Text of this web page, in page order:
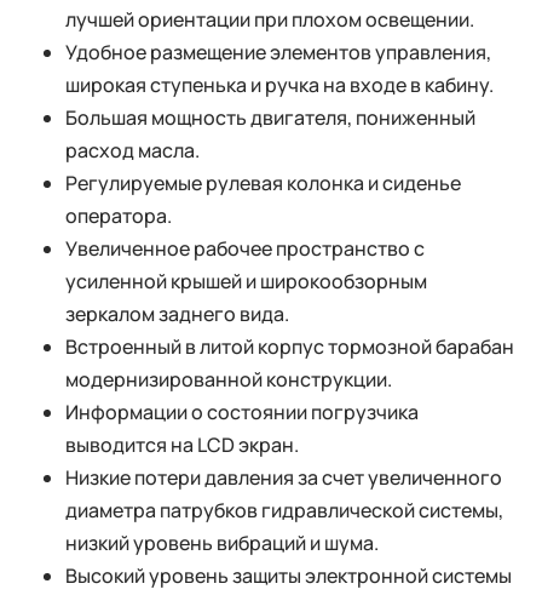
лучшей ориентации при плохом освещении.
Удобное размещение элементов управления,
широкая ступенька и ручка на входе в кабину.
Большая мощность двигателя, пониженный
расход масла.
Регулируемые рулевая колонка и сиденье
оператора.
Увеличенное рабочее пространство с
усиленной крышей и широкообзорным
зеркалом заднего вида.
Встроенный в литой корпус тормозной барабан
модернизированной конструкции.
Информации о состоянии погрузчика
выводится на LCD экран.
Низкие потери давления за счет увеличенного
диаметра патрубков гидравлической системы,
низкий уровень вибраций и шума.
Высокий уровень защиты электронной системы